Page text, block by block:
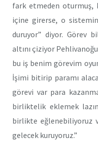
fark etmeden oturmuş,
içine girerse, o
duruyor” diyor. Görev
altını çiziyor
bu iş benim görevim
İşimi bitirip paramı
görevi var para
birliktelik eklemek
birlikte eğlenebiliyoruz
gelecek kuruyoruz.”